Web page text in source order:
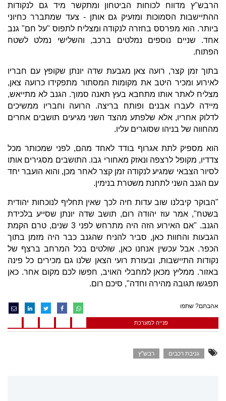
הרבש"ץ מדווח לכוחות הביטחון ומתקשר מיד גם לנקודות
ההתיישבות הסמוכות ומזעיק גם אותן - צעד שמתברר כחיוני
ביותר. הוא מפרסס בחזרה לנקודה ומצליח לתפוס "על חם" גנב
אחד. שניים נוספים נמלטים ברכב, והשלישי נמלט לשטח
הפתוח.
בתוך זמן קצר, רועה צאן מגבעת שדה יונתן שקופץ עם חבריו
לאירוע ומכיר היטב את מקומות המסתור מתפקידו כרועה צאן,
מצליח לאתר אותו מתחבא בעץ תאנה סמוך. הגנב לא מתייאש,
מיידה לעברו אבנים ופותח בריצה. הרועה וחבריו ממשיכים
לדלוק אחריו, אלא שלפתע מהצד השני מגיעים תושבים אחרים
מהחווה של בניהו שסוגרים עליו.
הוא מספיק לתת אגרוף בודד לאחד מהם, לפני שמכותר מכל
צדדיו, מקופל לרצפה ונאזק מאחורי גבו. התושבים מסגירים אותו
לסיור הצבאי שמגיע לנקודה זמן קצר לאחר מכן, והוא הועבר יחד
עם הגנב השני לתחנת משטרת בנימין.
"הבוקר קיבלנו שוב עדות חיה לכך שאין תחליף לנוכחות יהודית
בשטח", אמר עוז יהודה רום, תושב שדה יונתן שסייע בלכידת
הגנב. "אם האירוע הזה היה מתרחש לפני 3 שנים, טרם הקמת
הגבעות והחוות כאן, סביר להניח שהגנב כבר היה מזמן בתוך
הכפר. אבל עכשין אנחנו כאן, שולטים בכל המרחב ברצף של
נקודות התיישבות, ובעזרת רועי הצאן שלנו גם מכירים כל פינה
באזור. ממליץ מכאן למחבלי האויב, חפשו לכם מקום אחר. כאן
תפגשו תגובה מהירה וחדה", סיכם רום.
אהבתם? שתפו
פנייה למערכת
גניבת רכבים רבש"ץ